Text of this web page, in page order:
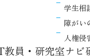
学生相
障がい
人権侵
教員・研究室ナビ